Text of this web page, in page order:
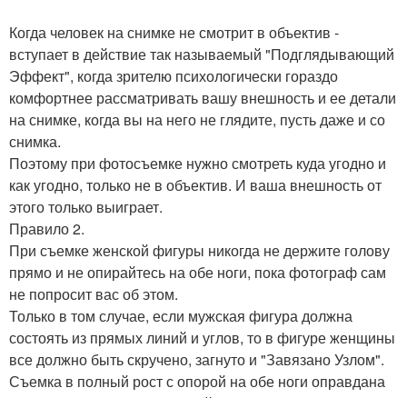
Когда человек на снимке не смотрит в объектив -
вступает в действие так называемый "Подглядывающий
Эффект", когда зрителю психологически гораздо
комфортнее рассматривать вашу внешность и ее детали
на снимке, когда вы на него не глядите, пусть даже и со
снимка.
Поэтому при фотосъемке нужно смотреть куда угодно и
как угодно, только не в объектив. И ваша внешность от
этого только выиграет.
Правило 2.
При съемке женской фигуры никогда не держите голову
прямо и не опирайтесь на обе ноги, пока фотограф сам
не попросит вас об этом.
Только в том случае, если мужская фигура должна
состоять из прямых линий и углов, то в фигуре женщины
все должно быть скручено, загнуто и "Завязано Узлом".
Съемка в полный рост с опорой на обе ноги оправдана